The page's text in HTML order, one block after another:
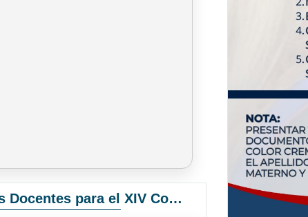
Convocatoria Elección de Delegados Docentes para el XIV Congreso Nacional de Universidades